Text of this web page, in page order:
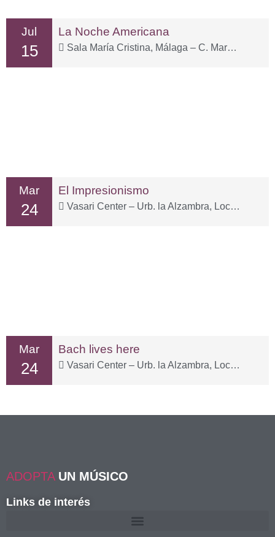
Jul
15
La Noche Americana
Sala María Cristina, Málaga – C. Marqués de Valdecañas, 2, Distrito Centro
Mar
24
El Impresionismo
Vasari Center – Urb. la Alzambra, Local 3-1
Mar
24
Bach lives here
Vasari Center – Urb. la Alzambra, Local 3-1
ADOPTA UN MÚSICO
Links de interés